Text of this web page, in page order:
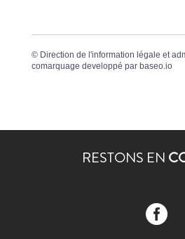
© Direction de l'information légale et
comarquage developpé par baseo.io
RESTONS EN
